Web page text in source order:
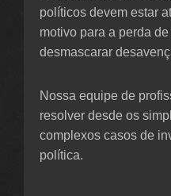
políticos devem estar
motivo para a perda
desmascarar
Nossa equipe de
resolver desde os
complexos casos de
política.